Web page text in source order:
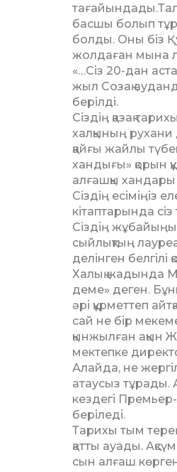
басшы болып
болды. Оны біз
жолдаған мына
«…Сіз 20-дан
жыл Созақ
берілді.
Сіздің қазақ
халқының рухани
қайғы жайлы
хандығы» қорын
алғашқы
Сіздің
кітаптарында
Сіздің
сыйлықтың
делінген
Халық жадында
деме» деген.
әрі құрметтеп
сай не бір
қынжылған ақын
мектепке
Алайда, не
атаусыз тұрады.
кездегі
беріледі.
Тарихы тым
қатты ауады.
сын алғаш